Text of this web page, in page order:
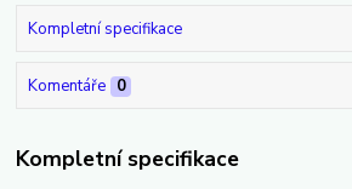
Kompletní specifikace
Komentáře 0
Kompletní specifikace